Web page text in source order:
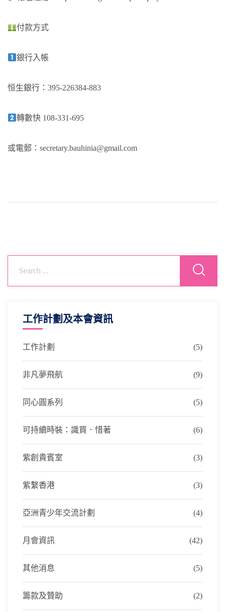
付款方式
銀行入帳
恒生銀行：395-226384-883
轉數快 108-331-695
或電郵： secretary.bauhinia@gmail.com
工作計劃及本會資訊
工作計劃 (5)
非凡夢飛航 (9)
同心圓系列 (5)
可持續時裝：識買．惜著 (6)
紫創貴賓室 (3)
紫繫香港 (3)
亞洲青少年交流計劃 (4)
月會資訊 (42)
其他消息 (5)
籌款及贊助 (2)